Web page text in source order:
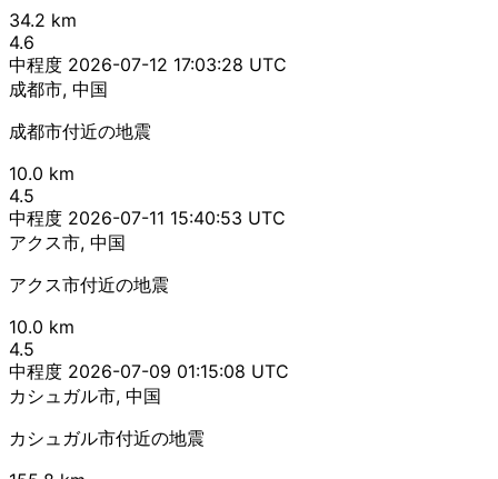
34.2 km
4.6
中程度 2026-07-12 17:03:28 UTC
成都市, 中国
成都市付近の地震
10.0 km
4.5
中程度 2026-07-11 15:40:53 UTC
アクス市, 中国
アクス市付近の地震
10.0 km
4.5
中程度 2026-07-09 01:15:08 UTC
カシュガル市, 中国
カシュガル市付近の地震